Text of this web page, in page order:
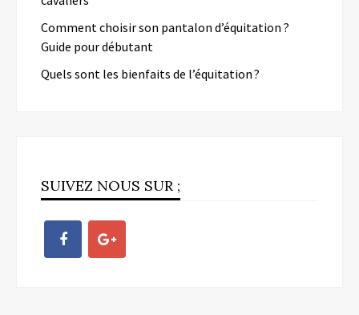
Comment choisir son pantalon d’équitation ?
Guide pour débutant
Quels sont les bienfaits de l’équitation ?
SUIVEZ NOUS SUR ;